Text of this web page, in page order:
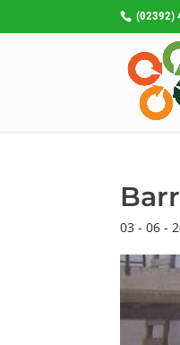
(02392)
03 - 06 -